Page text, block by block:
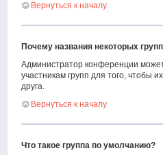
Вернуться к началу
Почему названия некоторых
Администратор конференции
участникам групп для того, чтобы
друга.
Вернуться к началу
Что такое группа по умолчанию?